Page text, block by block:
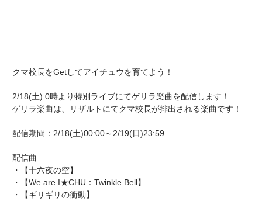
クマ校長をGetしてアイチュウを育てよう！
2/18(土) 0時より特別ライブにてゲリラ楽曲を配信します！
ゲリラ楽曲は、リザルトにてクマ校長が排出される楽曲です！
配信期間：2/18(土)00:00～2/19(日)23:59
配信曲
・【十六夜の空】
・【We are I★CHU：Twinkle Bell】
・【ギリギリの衝動】